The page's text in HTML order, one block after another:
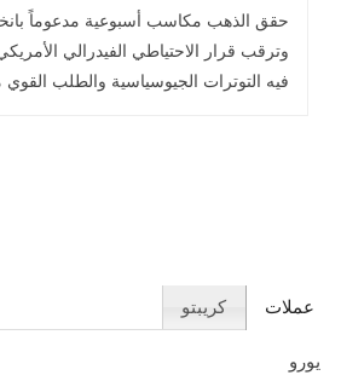
الفيدرالي
حقق الذهب مكاسب أسبوعية مدعوماً
وترقب قرار الاحتياطي الفيدرالي
فيه التوترات الجيوسياسية والطلب
عملات كريبتو
يورو